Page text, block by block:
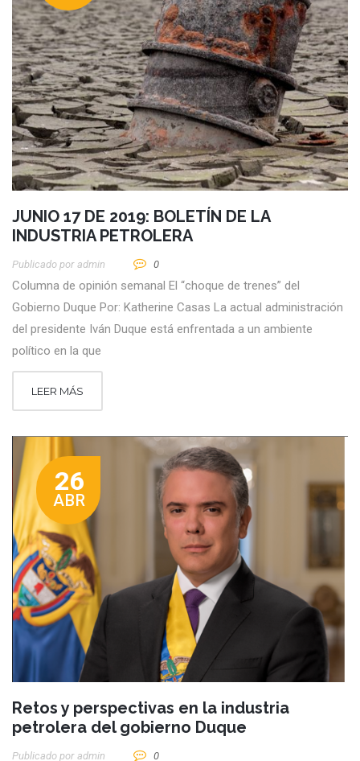
JUNIO 17 DE 2019: BOLETÍN DE LA
INDUSTRIA PETROLERA
Publicado por Admin 0
Columna de opinión semanal El “choque de trenes” del
Gobierno Duque Por: Katherine Casas La actual administración
del presidente Iván Duque está enfrentada a un ambiente
político en la que
LEER MÁS
26
ABR
Retos y perspectivas en la industria
petrolera del gobierno Duque
Publicado por Admin 0